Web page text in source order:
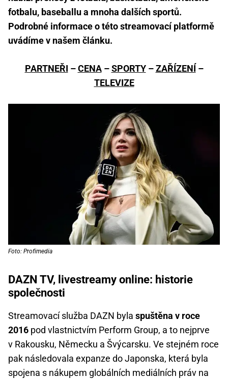
fotbalu, baseballu a mnoha dalších sportů.
Podrobné informace o této streamovací platformě
uvádíme v našem článku.
PARTNEŘI –CENA–SPORTY–ZAŘÍZENÍ –
TELEVIZE
Foto: Profimedia
DAZN TV, livestreamy online: historie
společnosti
Streamovací služba DAZN byla spuštěna v roce
2016 pod vlastnictvím Perform Group, a to nejprve
v Rakousku, Německu a Švýcarsku. Ve stejném roce
pak následovala expanze do Japonska, která byla
spojena s nákupem globálních mediálních práv na